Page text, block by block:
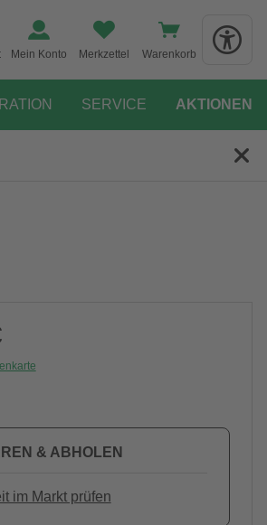
Mein Konto Merkzettel Warenkorb
SERVICE AKTIONEN
& ABHOLEN
im Markt prüfen